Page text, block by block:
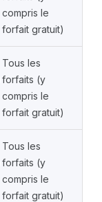
compris le
forfait gratuit)
Tous les
forfaits (y
compris le
forfait gratuit)
Tous les
forfaits (y
compris le
forfait gratuit)